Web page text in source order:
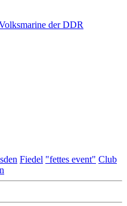
der DDR
Fiedel "fettes event" Club